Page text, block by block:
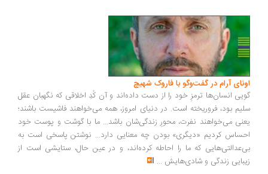
اونای آرام در گفت‌وگو با فاروک شهیچ‭
گویی انسان‌ها ترمزِ خود را از دست داده‌اند و آن کُدِ اخلاقی که نگهبان عقل
سلیم بود، فروریخته است. در دنیای امروز، همه می‌خواهند فاشیست باشند؛
یعنی می‌خواهند نفرت، محورِ زندگی‌شان باشد... ما با گوشت و پوست خود
احساس کردیم «دیگری» بودن چه معنایی دارد... نوشتن پاسخی است به
بی‌عدالتی‌هایی که ما را احاطه کرده‌اند، و در عین حال، ستایشی است از
زیبایی زندگی و شادی‌هایش ...